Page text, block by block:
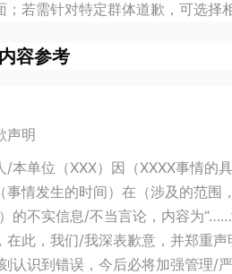
；若需针对特定群体道歉，可选择
容参考
声明
/本单位（XXX）因（XXXX事情的
事情发生的时间）在（涉及的范
的不实信息/不当言论，内容为
在此，我们/我深表歉意，并郑重
认识到错误，今后必将加强管理/